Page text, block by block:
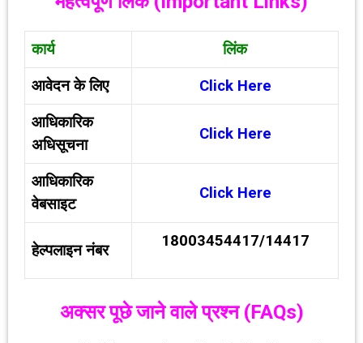
कार्य लिंक
आवेदन के लिए Click Here
आधिकारिक
अधिसूचना
Click Here
आधिकारिक
वेबसाइट
Click Here
हेल्पलाइन नंबर
18003454417/14417
अक्सर पूछे जाने वाले प्रश्न (FAQs)